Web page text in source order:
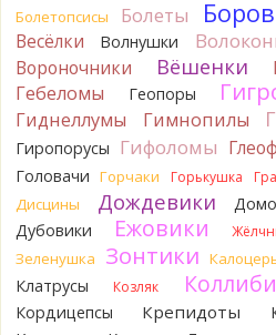
пикантного (по типу
Думаю, заморозить или
Спасибо за вариант
14 часов назад
Oparush
14 часов назад
Verona
Возможно Постия,
удивляет:
.
14 часов назад
sereneden Точно он,
14 часов назад
BorisM Тогда это
14 часов назад
Болетопсисы Болеты
Весёлки Волнушки
Вороночники Вёшенки
Гебеломы Геопоры
Гиднеллумы Гимнопилы
Гиропорусы Гифоломы
Головачи Горчаки Горькушка
Дисцины Дождевики
Дубовики Ежовики
Зеленушка Зонтики
Клатрусы
Козляк
Кордицепсы Крепидоты